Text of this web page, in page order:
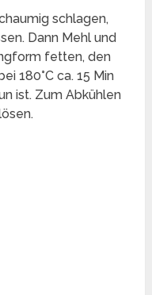
schlagen,
Dann Mehl und
fetten, den
180°C ca. 15 Min
ist. Zum Abkühlen